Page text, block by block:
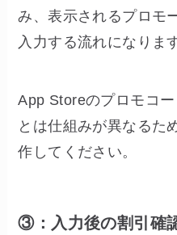
み、表示されるプロモ
入力する流れになりま
App Storeのプロモコー
とは仕組みが異なるた
作してください。
③：入力後の割引確